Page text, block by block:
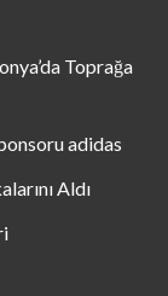
Toprağa
adidas
Aldı